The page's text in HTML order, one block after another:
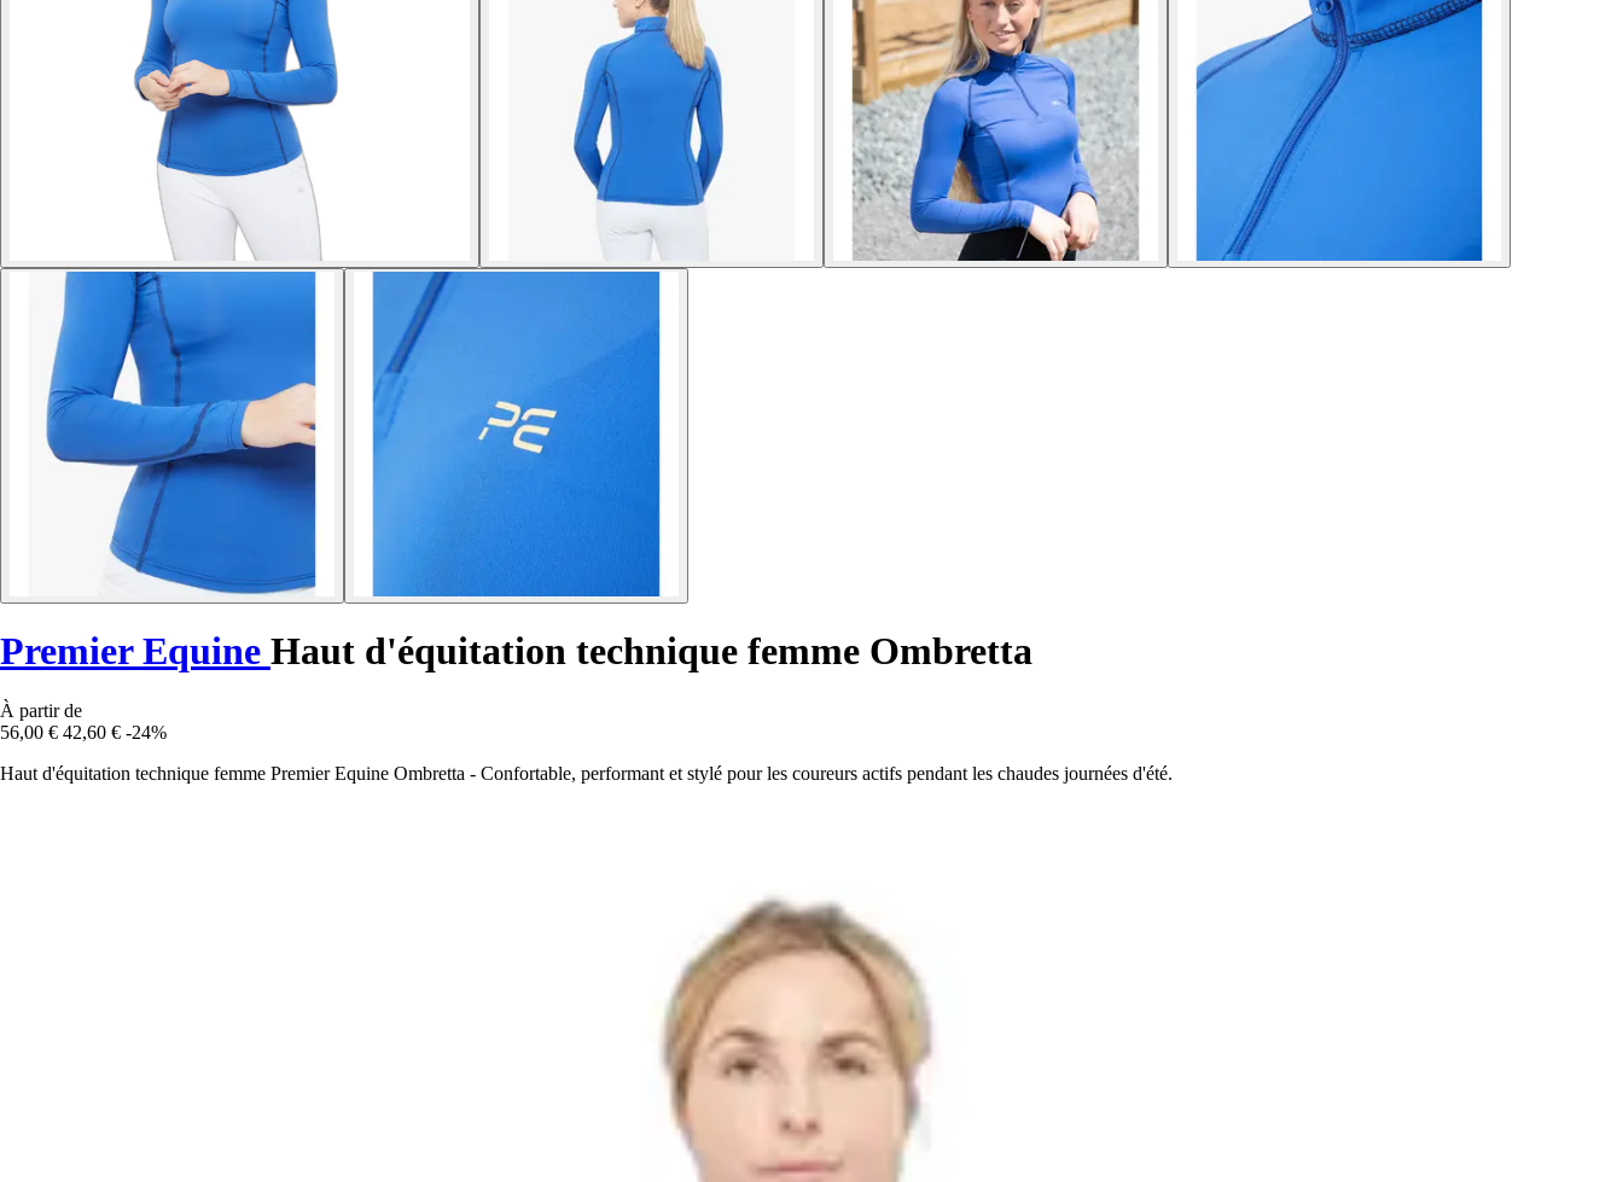
Premier Equine Haut d'équitation technique femme Ombretta
À partir de
56,00 € 42,60 € -24%
Haut d'équitation technique femme Premier Equine Ombretta - Confortable, performant et stylé pour les coureurs actifs pendant les chaudes journées d'été.